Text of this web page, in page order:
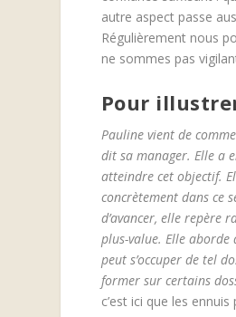
autre aspect passe
Régulièrement nous
ne sommes pas
Pour
Pauline vient de
dit sa manager. Elle a
atteindre cet objectif.
concrètement dans ce
d’avancer, elle repère
plus-value. Elle
peut s’occuper de tel
former sur certains
c’est ici que les